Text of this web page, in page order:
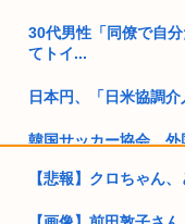
30代男性「同僚で自
てトイ...
日本円、「日米協調
韓国サッカー協会、
彡(●)(●) 「迷子の迷
【悲報】クロちゃん